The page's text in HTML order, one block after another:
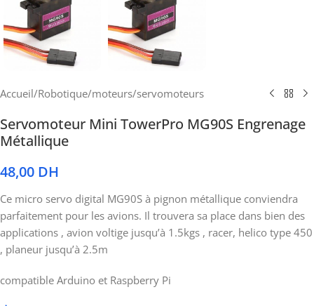
Accueil/Robotique/moteurs/servomoteurs
Servomoteur Mini TowerPro MG90S Engrenage
Métallique
48,00 DH
Ce micro servo digital MG90S à pignon métallique conviendra
parfaitement pour les avions. Il trouvera sa place dans bien des
applications , avion voltige jusqu’à 1.5kgs , racer, helico type 450
, planeur jusqu’à 2.5m
compatible Arduino et Raspberry Pi